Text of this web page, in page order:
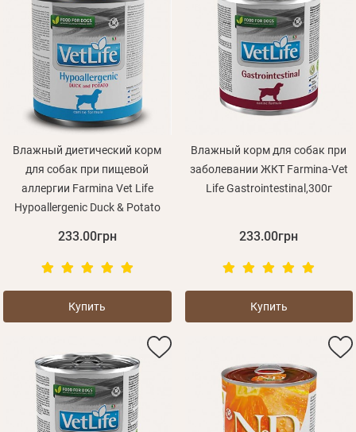
Влажный диетический корм
для собак при пищевой
аллергии Farmina Vet Life
Hypoallergenic Duck & Potato
233.00грн
Купить
Влажный корм для собак при
заболевании ЖКТ Farmina-Vet
Life Gastrointestinal,300г
233.00грн
Купить